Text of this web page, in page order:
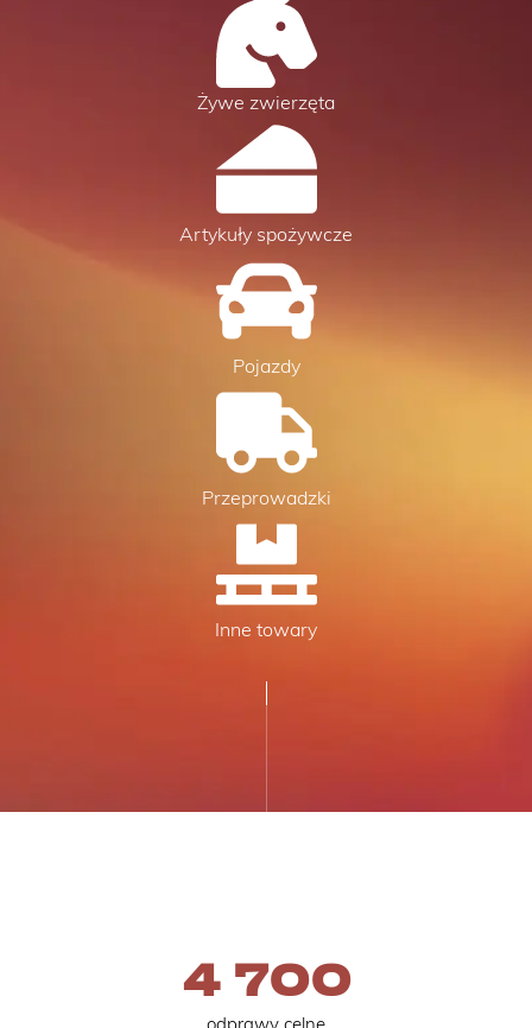
Żywe zwierzęta
Artykuły spożywcze
Pojazdy
Przeprowadzki
Inne towary
4 700